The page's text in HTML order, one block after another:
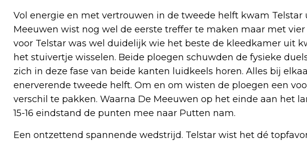
Vol energie en met vertrouwen in de tweede helft kwam Telstar
Meeuwen wist nog wel de eerste treffer te maken maar met
voor Telstar was wel duidelijk wie het beste de kleedkamer uit
het stuivertje wisselen. Beide ploegen schuwden de fysieke
zich in deze fase van beide kanten luidkeels horen. Alles bij
enerverende tweede helft. Om en om wisten de ploegen een
verschil te pakken. Waarna De Meeuwen op het einde aan het
15-16 eindstand de punten mee naar Putten nam.
Een ontzettend spannende wedstrijd. Telstar wist het dé